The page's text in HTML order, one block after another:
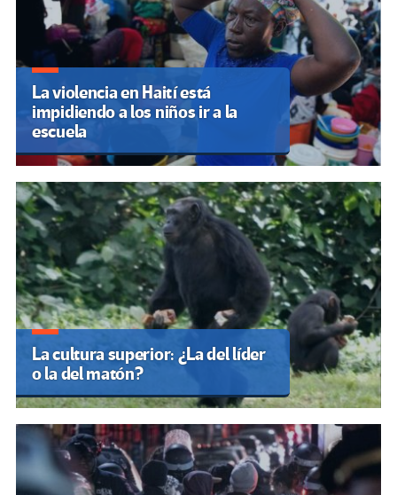
La violencia en Haití está
impidiendo a los niños ir a la
escuela
La cultura superior: ¿La del líder
o la del matón?